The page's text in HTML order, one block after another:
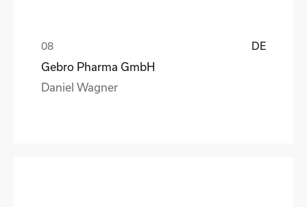
DE
Gebro Pharma GmbH
Daniel Wagner